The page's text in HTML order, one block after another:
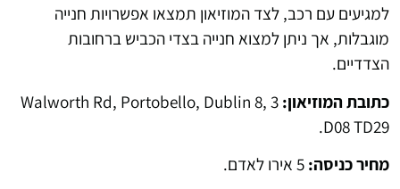
למגיעים עם רכב, לצד המוזיאון תמצאו אפשרויות חנייה
מוגבלות, אך ניתן למצוא חנייה בצדי הכביש ברחובות
הצדדיים.
כתובת המוזיאון:
3 Walworth Rd, Portobello, Dublin 8,
D08 TD29.
מחיר כניסה:5 אירו לאדם.